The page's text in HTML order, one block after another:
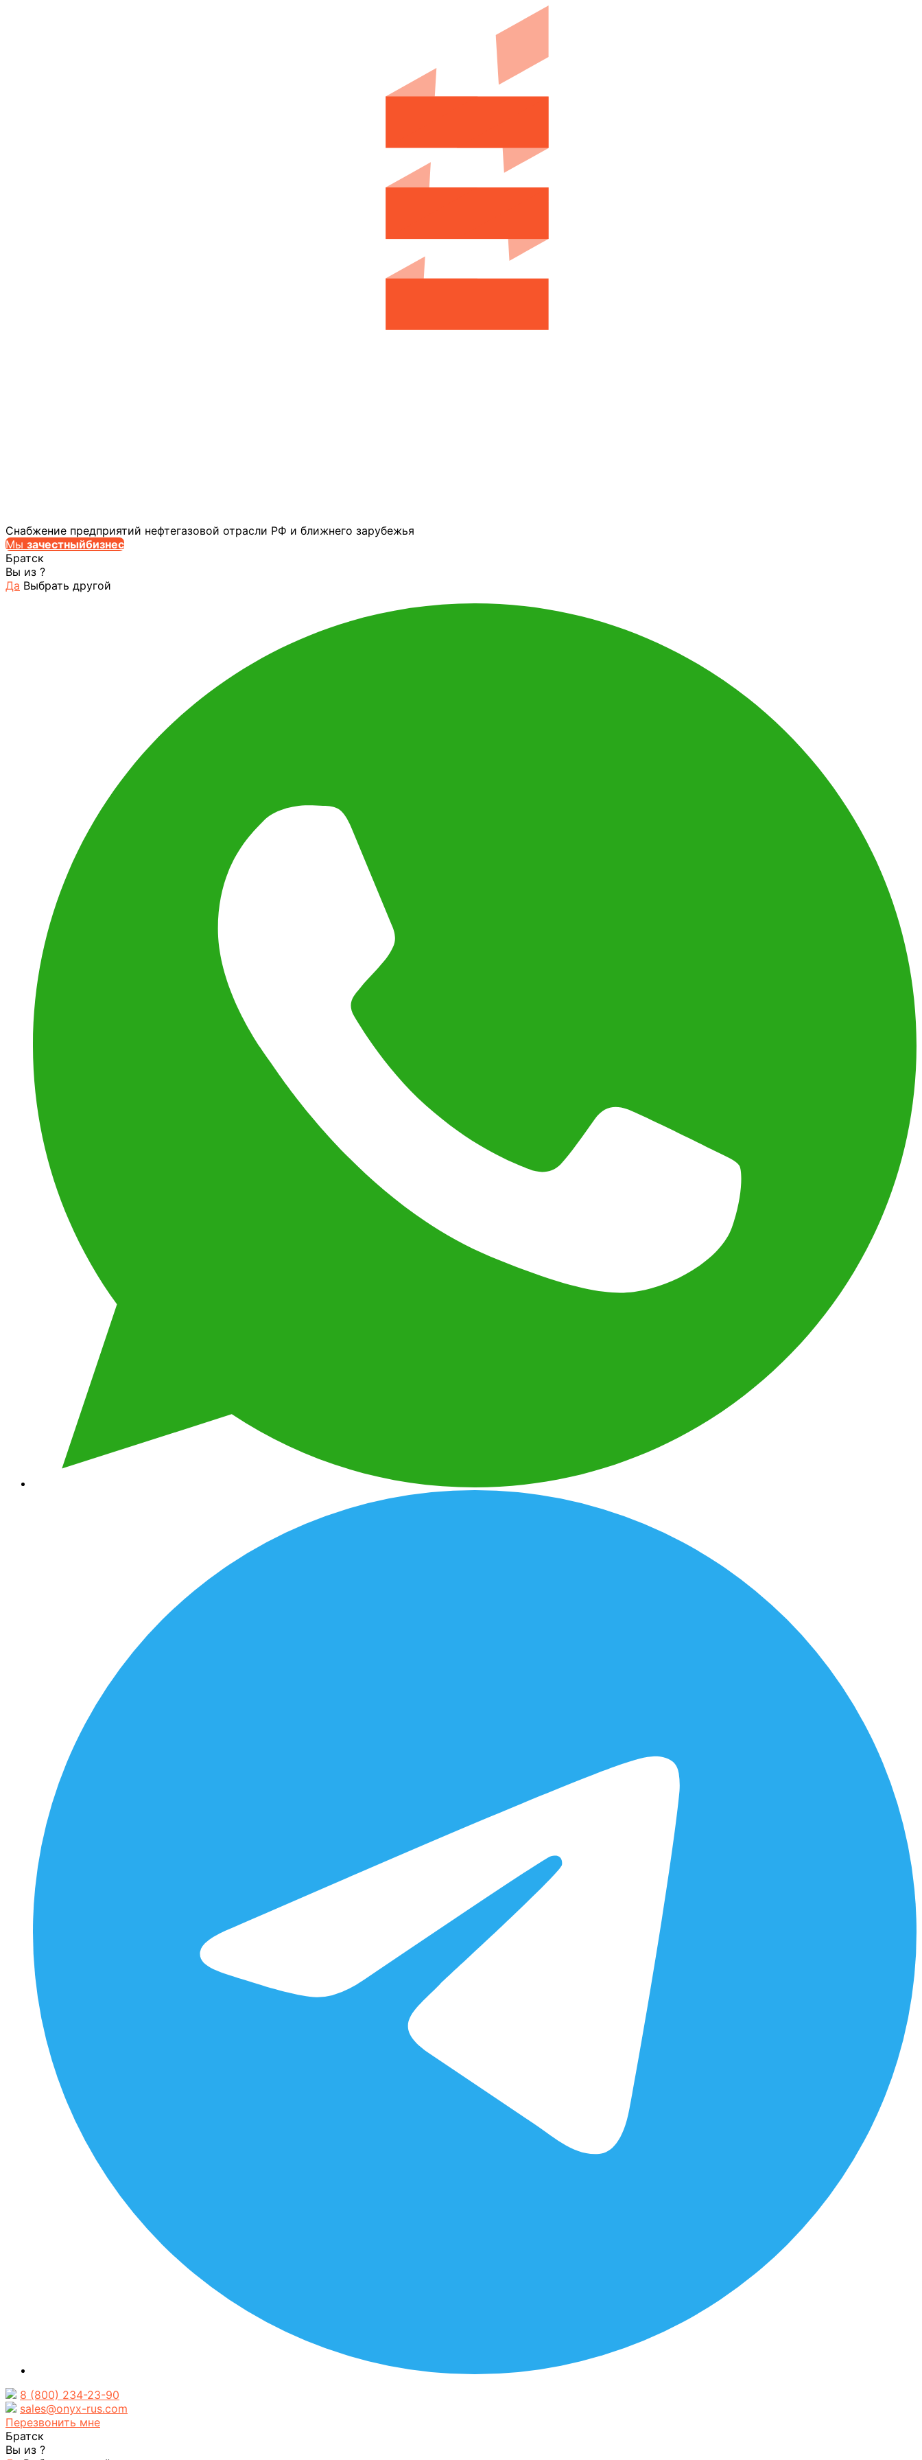
Снабжение предприятий нефтегазовой отрасли РФ и ближнего зарубежья
Мы зачестныйбизнес
Братск
Вы из ?
Да Выбрать другой
8 (800) 234-23-90
sales@onyx-rus.com
Перезвонить мне
Братск
Вы из ?